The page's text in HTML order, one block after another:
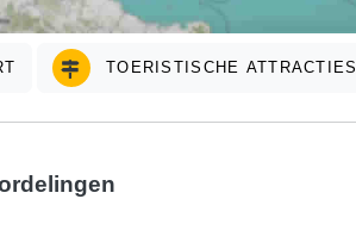
TOERISTISCHE ATTRACTIES